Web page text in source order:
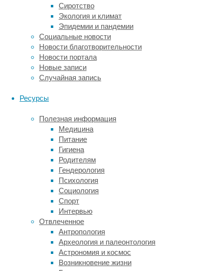
Сиротство
Экология и климат
Эпидемии и пандемии
Социальные новости
Новости благотворительности
Новости портала
Новые записи
Случайная запись
Ресурсы
Полезная информация
Медицина
Питание
Гигиена
Родителям
Гендерология
Психология
Социология
Спорт
Интервью
Отвлеченное
Антропология
Археология и палеонтология
Астрономия и космос
Возникновение жизни
своем
исследовании
Чеслер
прибег
к
комплексному
подходу,
используя
нейровизуализацию
(регистрацию
активности
отдельных
нейронов),
запись
электрической
активности
мозга
генетические
исследования.
Все
эти
методы